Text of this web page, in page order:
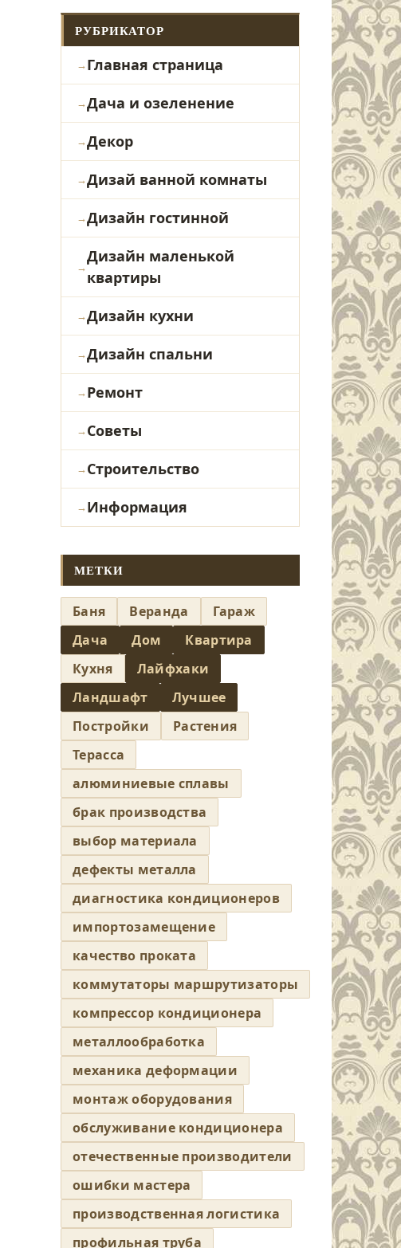
РУБРИКАТОР
Главная страница
Дача и озеленение
Декор
Дизай ванной комнаты
Дизайн гостинной
Дизайн маленькой
квартиры
Дизайн кухни
Дизайн спальни
Ремонт
Советы
Строительство
Информация
МЕТКИ
Баня Веранда
Гараж
Дача
Дом
Квартира
Кухня
Лайфхаки
Ландшафт
Лучшее
Постройки
Растения
Терасса
алюминиевые сплавы
брак производства
выбор материала
дефекты металла
диагностика кондиционеров
импортозамещение
качество проката
коммутаторы маршрутизаторы
компрессор кондиционера
металлообработка
механика деформации
монтаж оборудования
обслуживание кондиционера
отечественные производители
ошибки мастера
производственная логистика
профильная труба